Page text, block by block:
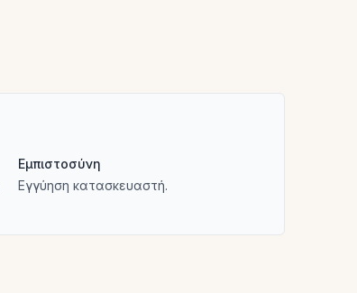
Εμπιστοσύνη
Εγγύηση κατασκευαστή.